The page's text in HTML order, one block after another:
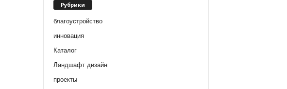
Рубрики
благоустройство
инновация
Каталог
Ландшафт дизайн
проекты